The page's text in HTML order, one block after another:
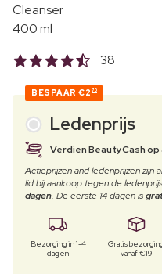
Cleanser
400 ml
38
BESPAAR €2 70
Ledenprijs
Verdien BeautyCash op
Actieprijzen and ledenprijzen zijn
lid bij aankoop tegen de
dagen. De eerste 14 dagen is
Bezorging in 1-4
dagen
Gratis
vanaf €19